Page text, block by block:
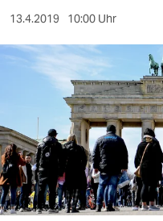
sport
berlin
wahrheit
verlag
verlag
13.4.2019 10:00 Uhr